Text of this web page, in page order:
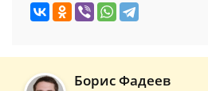
Борис Фадеев